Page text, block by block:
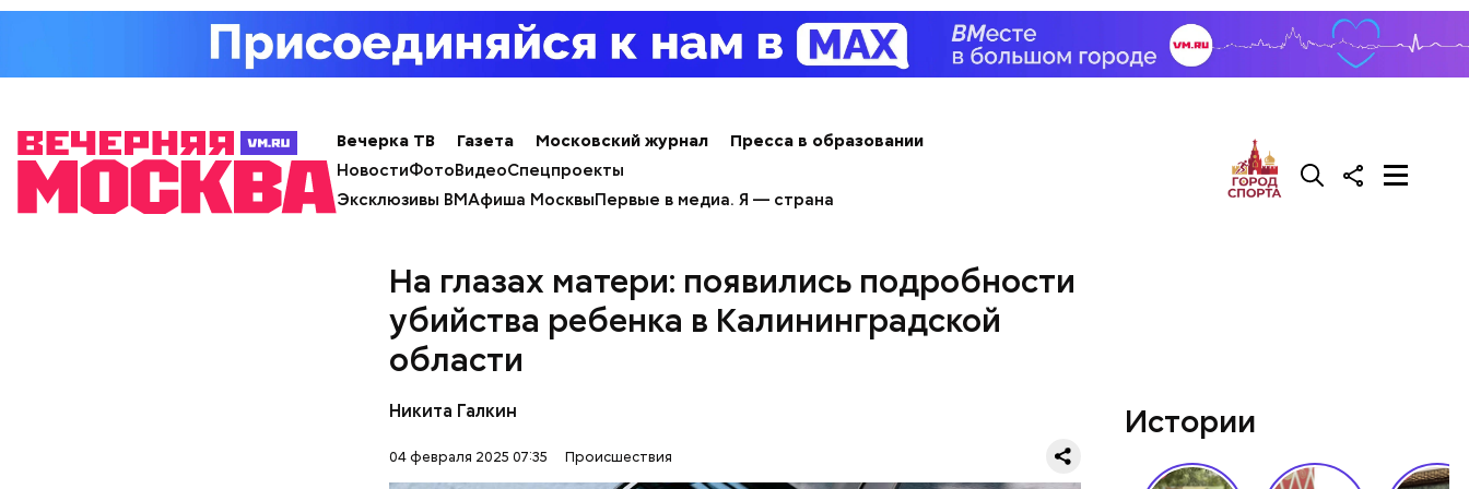
Вечерка ТВ Газета Московский журнал
Пресса в образовании
НовостиФотоВидеоСпецпроекты
Эксклюзивы ВМАфиша МосквыПервые в медиа. Я — страна
На глазах матери: появились подробности
убийства ребенка в Калининградской
области
Никита Галкин
04 февраля 2025 07:35 Происшествия
Истории